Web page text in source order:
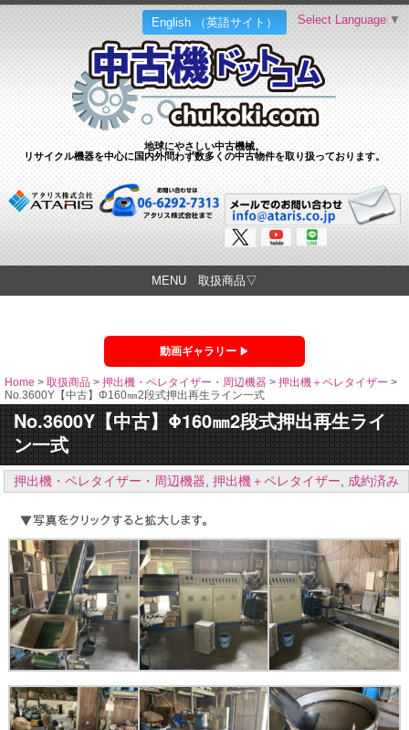
English （英語サイト）
地球にやさしい中古機械。
リサイクル機器を中心に国内外問わず数多くの中古物件を取り扱っております。
Select Language ▼
MENU 取扱商品▽
動画ギャラリー
Home > 取扱商品 > 押出機・ペレタイザー・周辺機器 > 押出機＋ペレタイザー >
No.3600Y【中古】Φ160㎜2段式押出再生ライン一式
No.3600Y【中古】Φ160㎜2段式押出再生ライ
ン一式
押出機・ペレタイザー・周辺機器, 押出機＋ペレタイザー, 成約済み